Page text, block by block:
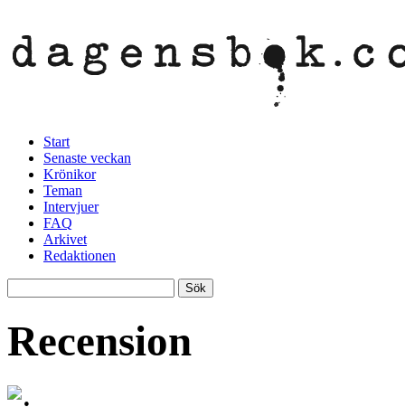
Start
Senaste veckan
Krönikor
Teman
Intervjuer
FAQ
Arkivet
Redaktionen
Recension